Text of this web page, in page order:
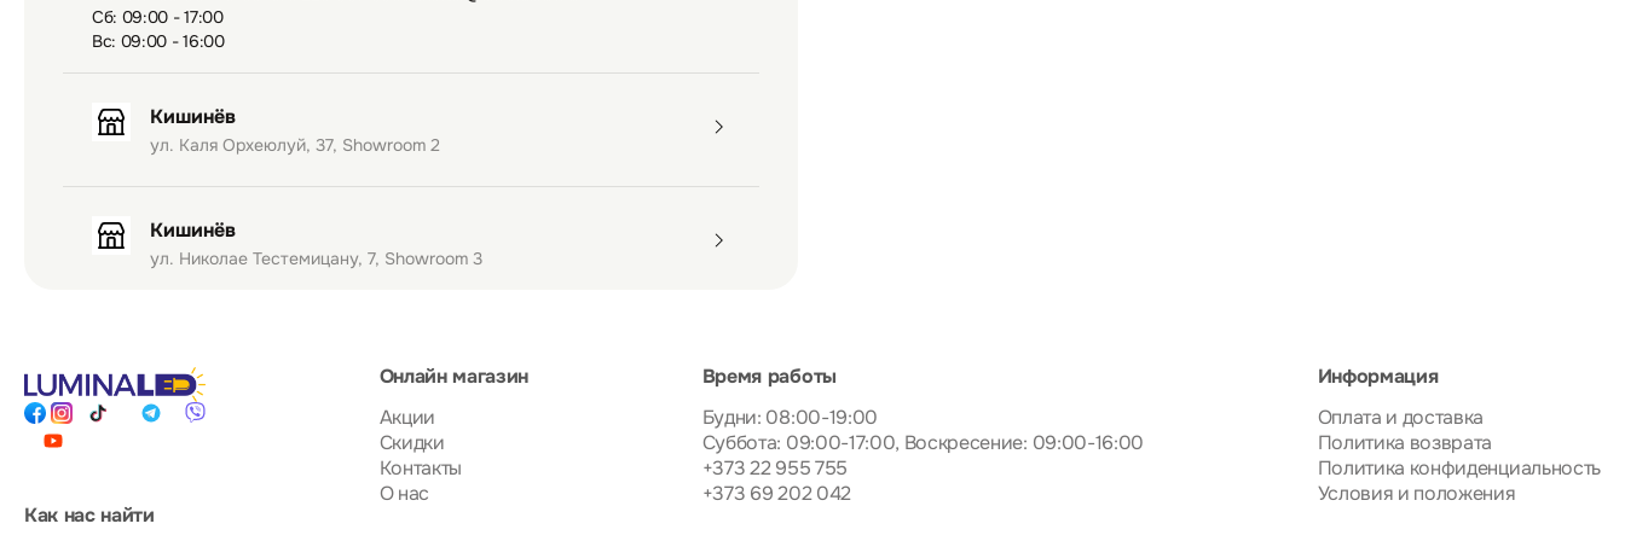
Сб: 09:00 - 17:00
Вс: 09:00 - 16:00
Кишинёв
ул. Каля Орхеюлуй, 37, Showroom 2
Кишинёв
ул. Николае Тестемицану, 7, Showroom 3
Онлайн магазин
Акции
Скидки
Контакты
О нас
Время работы
Будни: 08:00-19:00
Суббота: 09:00-17:00, Воскресение: 09:00-16:00
+373 22 955 755
+373 69 202 042
Информация
Оплата и доставка
Политика возврата
Политика конфиденциальность
Условия и положения
Как нас найти